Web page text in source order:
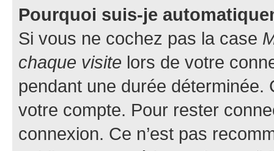
Pourquoi suis-je
Si vous ne cochez pas la case
chaque visite lors de votre
pendant une durée déterminée.
votre compte. Pour rester
connexion. Ce n’est pas